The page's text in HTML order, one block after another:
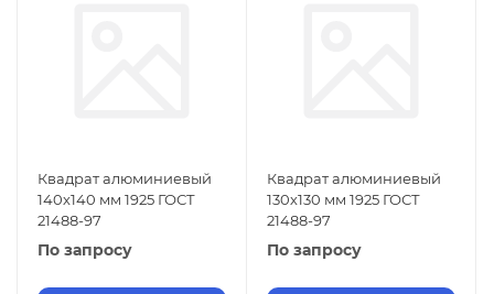
Квадрат алюминиевый
140х140 мм 1925 ГОСТ
21488-97
По запросу
Квадрат алюминиевый
130х130 мм 1925 ГОСТ
21488-97
По запросу